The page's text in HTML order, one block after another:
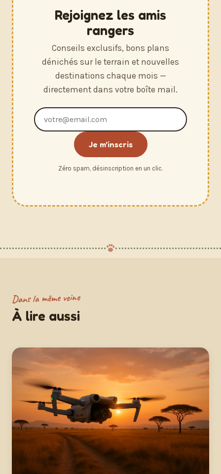
Rejoignez les amis
rangers
Conseils exclusifs, bons plans
dénichés sur le terrain et nouvelles
destinations chaque mois —
directement dans votre boîte mail.
mail
Je m'inscris
Zéro spam, désinscription en un clic.
Dans la même veine
À lire aussi